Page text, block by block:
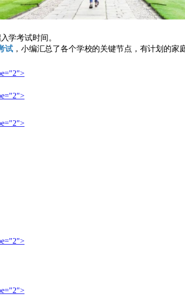
学考试时间。
试 ，小编汇总了各个学校的关键节点，有计划的家